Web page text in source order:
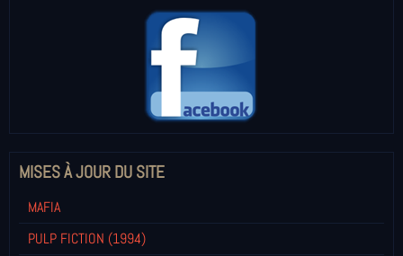
MISES À JOUR DU SITE
MAFIA
PULP FICTION (1994)